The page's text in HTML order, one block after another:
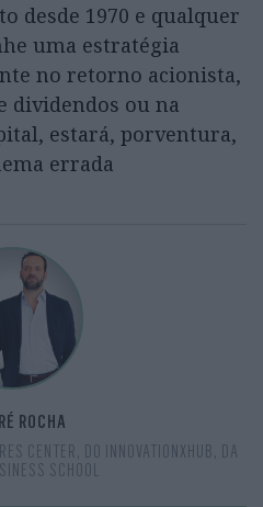
desde 1970 e qualquer
uma estratégia
no retorno acionista,
dividendos ou na
estará, porventura,
errada
ROCHA
CENTER, DO INNOVATIONXHUB, DA
SCHOOL